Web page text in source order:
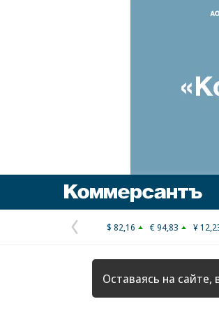
Предыдущая
страница
$ 82,16 € 94,83 ¥
Оставаясь на сайте,